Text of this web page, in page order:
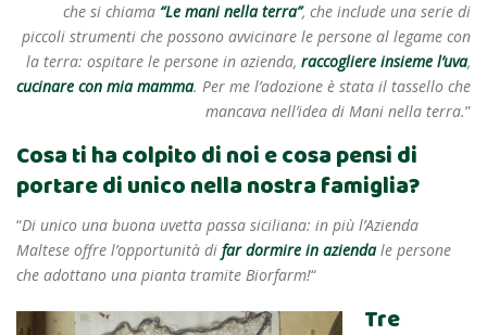
che si chiama “Le mani nella terra”, che include una serie di
piccoli strumenti che possono avvicinare le persone al legame con
la terra: ospitare le persone in azienda, raccogliere insieme l’uva,
cucinare con mia mamma. Per me l’adozione è stata il tassello che
mancava nell’idea di Mani nella terra.”
Cosa ti ha colpito di noi e cosa pensi di
portare di unico nella nostra famiglia?
“Di unico una buona uvetta passa siciliana: in più l’Azienda
Maltese offre l’opportunità di far dormire in aziendale persone
che adottano una pianta tramite Biorfarm!“
Tre